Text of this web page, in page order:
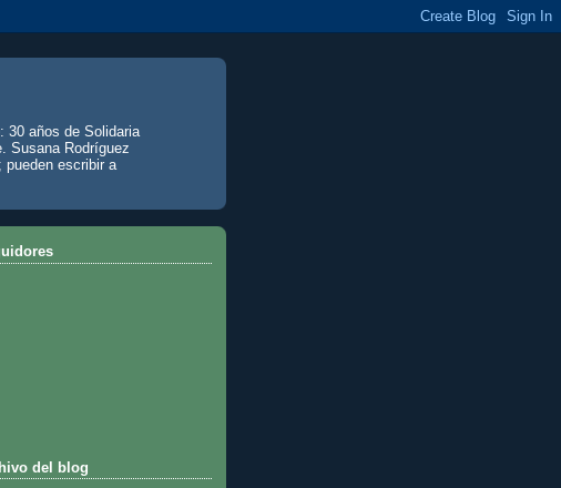
30 años de Solidaria
Susana Rodríguez
pueden escribir a
del blog